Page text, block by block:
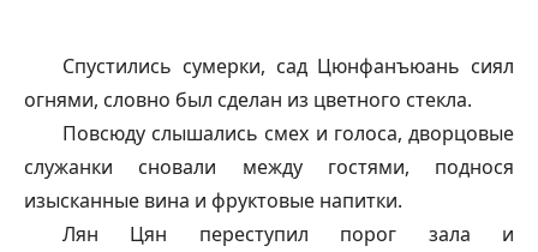
Спустились сумерки, сад Цюнфанъюань сиял
огнями, словно был сделан из цветного стекла.
Повсюду слышались смех и голоса, дворцовые
служанки сновали между гостями, поднося
изысканные вина и фруктовые напитки.
Лян Цян переступил порог зала и